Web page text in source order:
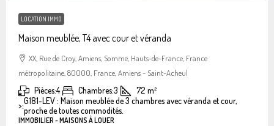
LOCATION IMMO
Maison meublée, T4 avec cour et véranda
XX, Rue de Croy, Amiens, Somme, Hauts-de-France, France
métropolitaine, 80000, France, Amiens - Saint-Acheul
Pièces:4 Chambres:3 72 m²
>:G181-LEV : Maison meublée de 3 chambres avec véranda et cour,
proche de toutes commodités.
IMMOBILIER - MAISONS À LOUER